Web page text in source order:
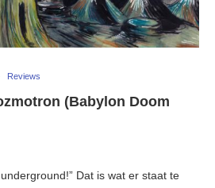
Reviews
(Babylon Doom
Dat is wat er staat te